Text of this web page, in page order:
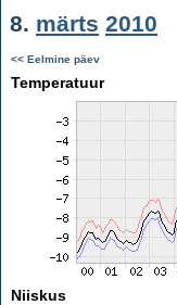
8. märts 2010
<< Eelmine päev
Temperatuur
Niiskus